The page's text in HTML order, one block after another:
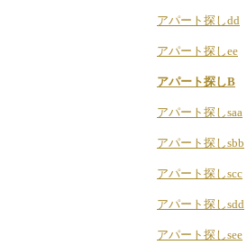
アパート探しdd
アパート探しee
アパート探しB
アパート探しsaa
アパート探しsbb
アパート探しscc
アパート探しsdd
アパート探しsee